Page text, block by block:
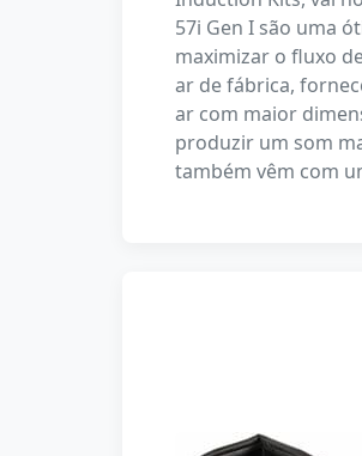
57i Gen I são uma
maximizar o fluxo
ar de fábrica,
ar com maior
produzir um som
também vêm com